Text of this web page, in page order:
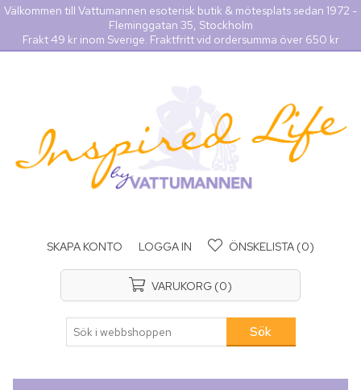
Välkommen till Vattumannen esoterisk butik & mötesplats sedan 1972 -
Fleminggatan 35, Stockholm
Frakt 49 kr inom Sverige. Fraktfritt vid ordersumma över 650 kr
SKAPA KONTO LOGGA IN ÖNSKELISTA (0)
VARUKORG (0)